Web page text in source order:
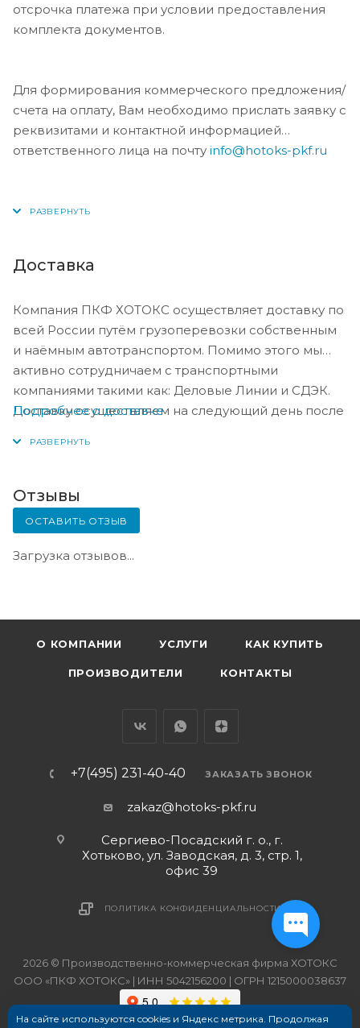
отсрочка платежа при условии предоставления
комплекта документов.
Для формирования коммерческого предложения/
счета на оплату, Вам необходимо прислать заявку с
реквизитами и контактной информацией
ответственного лица на почту info@hotoks-pkf.ru
Доставка
Компания ПКФ ХОТОКС осуществляет доставку по
всей России путём грузоперевозки собственным
и наёмным автотранспортом. Помимо этого мы
активно сотрудничаем с транспортными
компаниями такими как: Деловые Линии и СДЭК.
Доставку осуществляем на следующий день после
Подробнее о доставке
Отзывы
ОСТАВИТЬ ОТЗЫВ
Загрузка отзывов...
О КОМПАНИИ УСЛУГИ КАК КУПИТЬ
ПРОИЗВОДИТЕЛИ КОНТАКТЫ
+7(495) 231-40-40 ЗАКАЗАТЬ ЗВОНОК
zakaz@hotoks-pkf.ru
Сергиево-Посадский г. о., г.
Хотьково, ул. Заводская, д. 3, стр. 1,
офис 39
ПОЛИТИКА КОНФИДЕНЦИАЛЬНОСТИ
2026 © Производственно-коммерческая фирма ХОТОКС
ООО «ПКФ ХОТОКС» | ИНН 5042156200 | ОГРН 1215000038637
На сайте используются cookies и Яндекс метрика. Продолжая